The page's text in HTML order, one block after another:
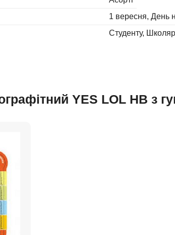
1 вересня День
Студенту
YES LOL HB з